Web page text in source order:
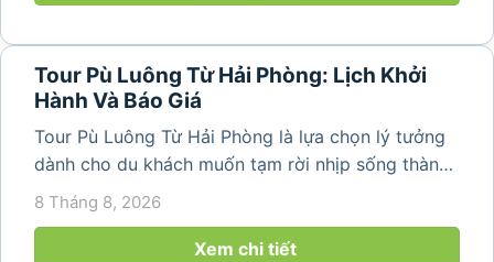
Tour Pù Luông Từ Hải Phòng: Lịch Khởi
Hành Và Báo Giá
Tour Pù Luông Từ Hải Phòng là lựa chọn lý tưởng
dành cho du khách muốn tạm rời nhịp sống thành
phố để tìm về không gian núi rừng trong lành,
thang đặc trưng. Từ...
8 Tháng 8, 2026
Xem chi tiết